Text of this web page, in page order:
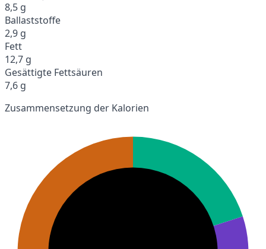
8,5 g
Ballaststoffe
2,9 g
Fett
12,7 g
Gesättigte Fettsäuren
7,6 g
Zusammensetzung der Kalorien